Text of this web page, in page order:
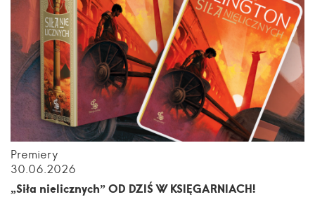
Premiery
30.06.2026
„Siła nielicznych” OD DZIŚ W KSIĘGARNIACH!